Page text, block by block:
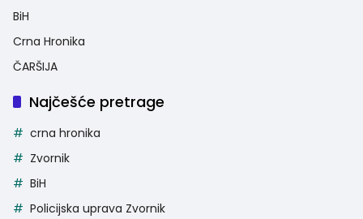
BiH
Crna Hronika
ČARŠIJA
Najčešće pretrage
crna hronika
Zvornik
BiH
Policijska uprava Zvornik